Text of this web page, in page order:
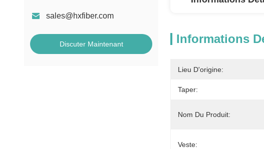
sales@hxfiber.com
Discuter Maintenant Informations
Lieu D'origine:
Taper:
Nom Du Produit:
Veste: